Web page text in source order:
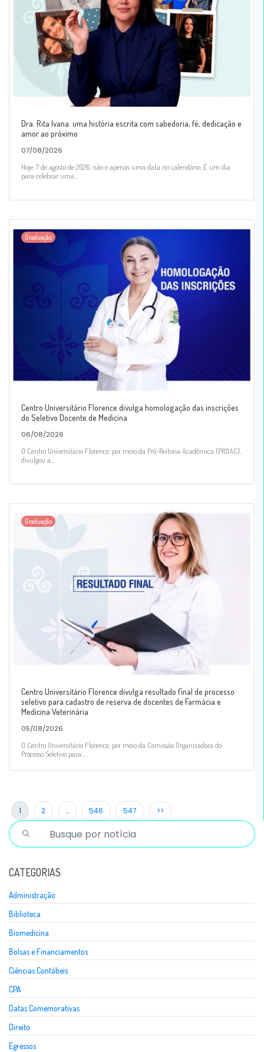
Dra. Rita Ivana: uma história escrita com sabedoria, fé, dedicação e
amor ao próximo
07/08/2026
Hoje, 7 de agosto de 2026, não é apenas uma data no calendário. É um dia
para celebrar uma...
Graduação
Centro Universitário Florence divulga homologação das inscrições
do Seletivo Docente de Medicina
06/08/2026
O Centro Universitário Florence, por meio da Pró-Reitoria Acadêmica (PROAC),
divulgou a...
Graduação
Centro Universitário Florence divulga resultado final de processo
seletivo para cadastro de reserva de docentes de Farmácia e
Medicina Veterinária
05/08/2026
O Centro Universitário Florence, por meio da Comissão Organizadora do
Processo Seletivo para...
1 2 … 546 547 >>
CATEGORIAS
Administração
Biblioteca
Biomedicina
Bolsas e Financiamentos
Ciências Contábeis
CPA
Datas Comemorativas
Direito
Egressos